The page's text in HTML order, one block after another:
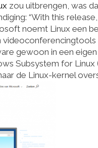
zou uitbrengen, was
“With this
noemt Linux een
gewoon in een
Subsystem for Linux
de Linux-kernel